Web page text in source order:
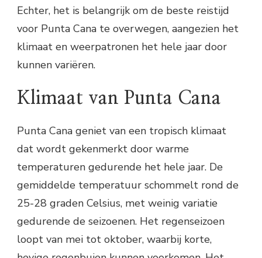
Echter, het is belangrijk om de beste reistijd
voor Punta Cana te overwegen, aangezien het
klimaat en weerpatronen het hele jaar door
kunnen variëren.
Klimaat van Punta Cana
Punta Cana geniet van een tropisch klimaat
dat wordt gekenmerkt door warme
temperaturen gedurende het hele jaar. De
gemiddelde temperatuur schommelt rond de
25-28 graden Celsius, met weinig variatie
gedurende de seizoenen. Het regenseizoen
loopt van mei tot oktober, waarbij korte,